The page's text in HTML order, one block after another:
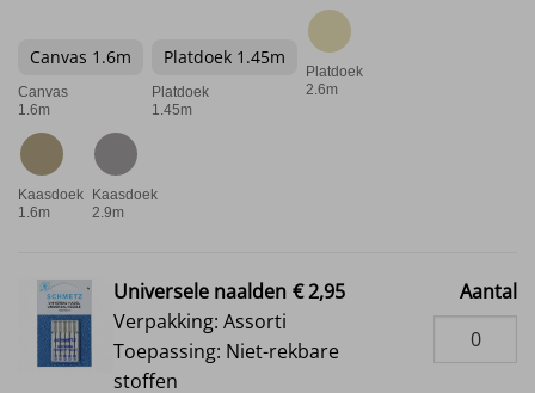
Canvas 1.6m
Canvas
1.6m
Platdoek 1.45m
Platdoek
1.45m
Platdoek
2.6m
Kaasdoek
1.6m
Kaasdoek
2.9m
Universele naalden € 2,95
Verpakking: Assorti
Toepassing: Niet-rekbare
stoffen
Aantal